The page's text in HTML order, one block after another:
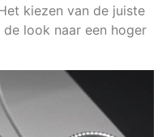
kiezen van de juiste
look naar een hoger